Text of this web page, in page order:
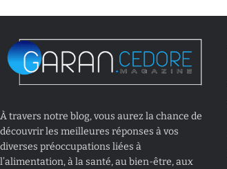
À travers notre blog, vous aurez la chance de
découvrir les meilleures réponses à vos
diverses préoccupations liées à
l’alimentation, à la santé, au bien-être, aux